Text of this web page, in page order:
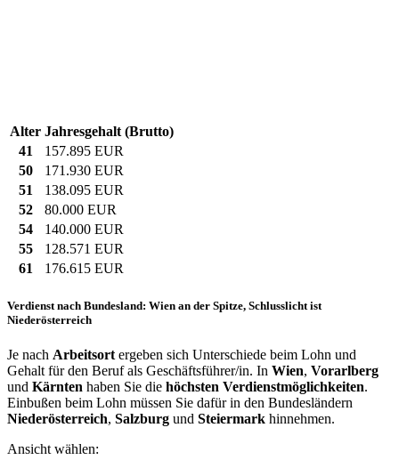
Alter Jahresgehalt (Brutto)
41
157.895 EUR
50
171.930 EUR
51
138.095 EUR
52
80.000 EUR
54
140.000 EUR
55
128.571 EUR
61
176.615 EUR
Verdienst nach Bundesland: Wien an der Spitze, Schlusslicht ist
Niederösterreich
Je nach Arbeitsort ergeben sich Unterschiede beim Lohn und
Gehalt für den Beruf als Geschäftsführer/in. In Wien, Vorarlberg
und Kärnten haben Sie die höchsten Verdienstmöglichkeiten.
Einbußen beim Lohn müssen Sie dafür in den Bundesländern
Niederösterreich, Salzburg und Steiermark hinnehmen.
Ansicht wählen: